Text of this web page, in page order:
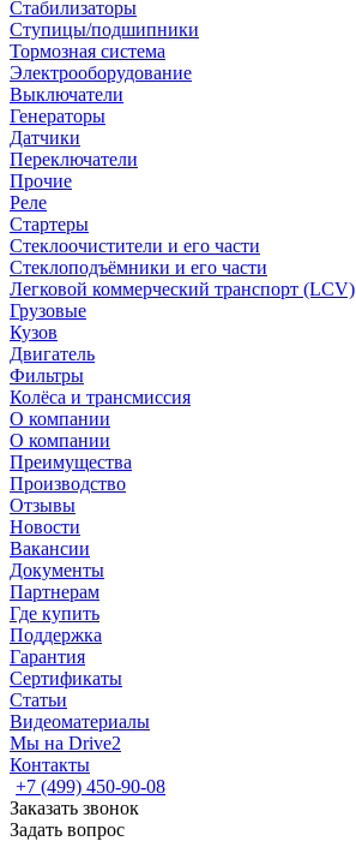
Стабилизаторы
Ступицы/подшипники
Тормозная система
Электрооборудование
Выключатели
Генераторы
Датчики
Переключатели
Прочие
Реле
Стартеры
Стеклоочистители и его части
Стеклоподъёмники и его части
Легковой коммерческий транспорт (LCV)
Грузовые
Кузов
Двигатель
Фильтры
Колёса и трансмиссия
О компании
О компании
Преимущества
Производство
Отзывы
Новости
Вакансии
Документы
Партнерам
Где купить
Поддержка
Гарантия
Сертификаты
Статьи
Видеоматериалы
Мы на Drive2
Контакты
+7 (499) 450-90-08
Заказать звонок
Задать вопрос